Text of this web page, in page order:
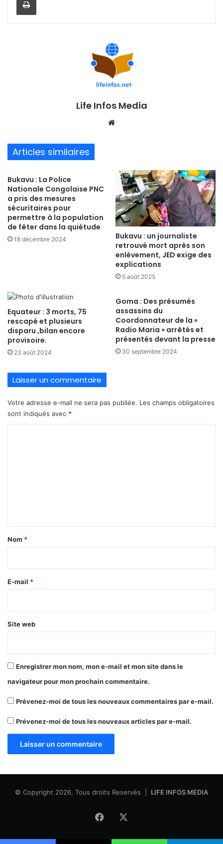
Life Infos Media
Articles similaires
Bukavu : La Police
Nationale Congolaise PNC
a pris des mesures
sécuritaires pour
permettre à la population
de fêter dans la quiétude
18 décembre 2024
Bukavu : un journaliste
retrouvé mort après son
enlèvement, JED exige des
explications
5 août 2025
Equateur : 3 morts, 75
rescapé et plusieurs
disparu ,bilan encore
provisoire.
23 août 2024
Goma : Des présumés
assassins du
Coordonnateur de la «
Radio Maria » arrêtés et
présentés devant la presse
30 septembre 2024
Laisser un commentaire
Votre adresse e-mail ne sera pas publiée. Les champs obligatoires
sont indiqués avec *
a
e
Nom *
E-mail *
Site web
Enregistrer mon nom, mon e-mail et mon site dans le
navigateur pour mon prochain commentaire.
Prévenez-moi de tous les nouveaux commentaires par e-mail.
Prévenez-moi de tous les nouveaux articles par e-mail.
© Copyright 2026, Tous droits Reservés | LIFE INFOS MEDIA
Facebook